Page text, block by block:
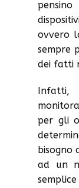
ovvero
sempre
dei fatti
per gli
bisogno
ad un